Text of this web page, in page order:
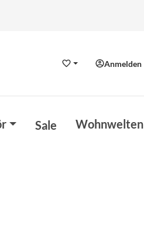
WunschzettelAnmelden
Sale Wohnwelten